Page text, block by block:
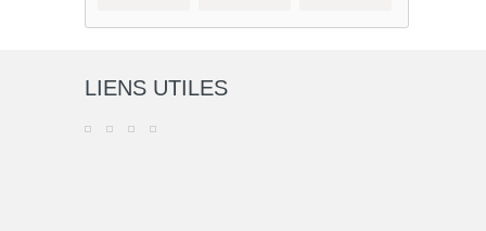
LIENS UTILES